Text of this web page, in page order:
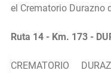
el Crematorio Durazno
Ruta 14 - Km. 173 -
CREMATORIO